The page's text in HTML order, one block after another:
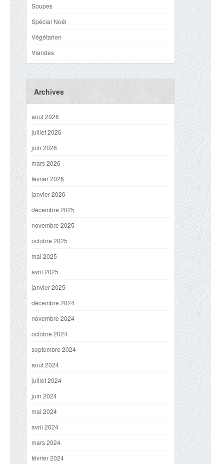
Soupes
Spécial Noël
Végétarien
Viandes
Archives
août 2026
juillet 2026
juin 2026
mars 2026
février 2026
janvier 2026
décembre 2025
novembre 2025
octobre 2025
mai 2025
avril 2025
janvier 2025
décembre 2024
novembre 2024
octobre 2024
septembre 2024
août 2024
juillet 2024
juin 2024
mai 2024
avril 2024
mars 2024
février 2024